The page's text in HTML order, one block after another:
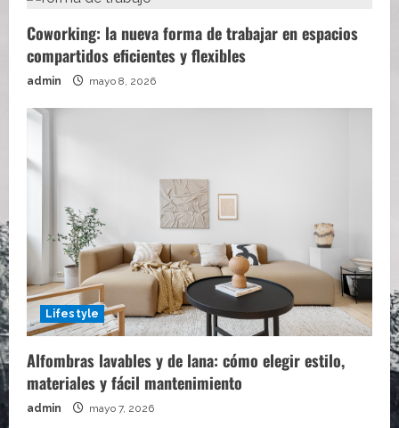
Coworking: la nueva forma de trabajar en espacios
compartidos eficientes y flexibles
admin mayo 8, 2026
Lifestyle
Alfombras lavables y de lana: cómo elegir estilo,
materiales y fácil mantenimiento
admin mayo 7, 2026